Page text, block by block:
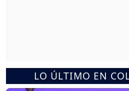
LO ÚLTIMO EN